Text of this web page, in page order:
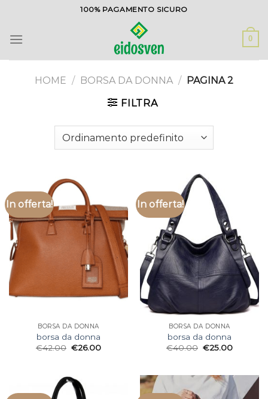
contenuti
100% PAGAMENTO SICURO
0
HOME / BORSA DA DONNA / PAGINA 2
FILTRA
In offerta!
BORSA DA DONNA
borsa da donna
€42.00 €26.00
In offerta!
BORSA DA DONNA
borsa da donna
€40.00 €25.00